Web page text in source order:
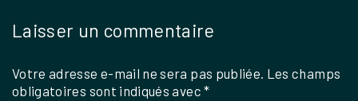
Laisser un commentaire
Votre adresse e-mail ne sera pas publiée. Les champs
obligatoires sont indiqués avec*